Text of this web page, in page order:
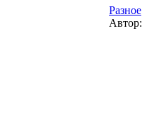
Разное
Автор: